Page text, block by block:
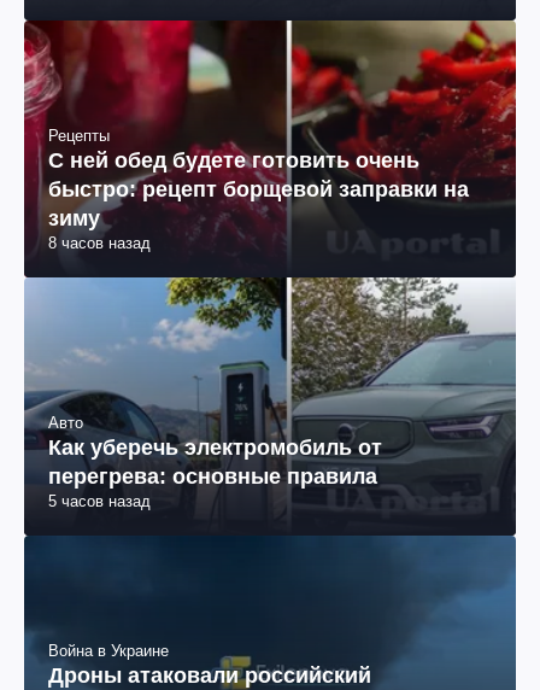
Рецепты
С ней обед будете готовить очень
быстро: рецепт борщевой заправки на
зиму
8 часов назад
Авто
Как уберечь электромобиль от
перегрева: основные правила
5 часов назад
Война в Украине
Дроны атаковали российский